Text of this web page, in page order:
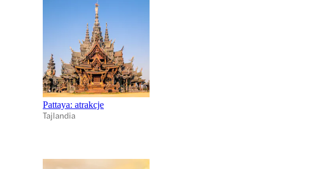
Pattaya: atrakcje
Tajlandia